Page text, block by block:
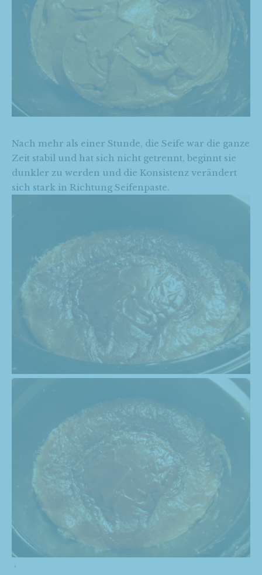
Nach mehr als einer Stunde, die Seife war die ganze
Zeit stabil und hat sich nicht getrennt, beginnt sie
dunkler zu werden und die Konsistenz verändert
sich stark in Richtung Seifenpaste.
‘